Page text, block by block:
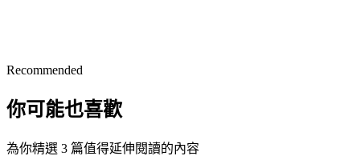
Recommended
你可能也喜歡
為你精選 3 篇值得延伸閱讀的內容